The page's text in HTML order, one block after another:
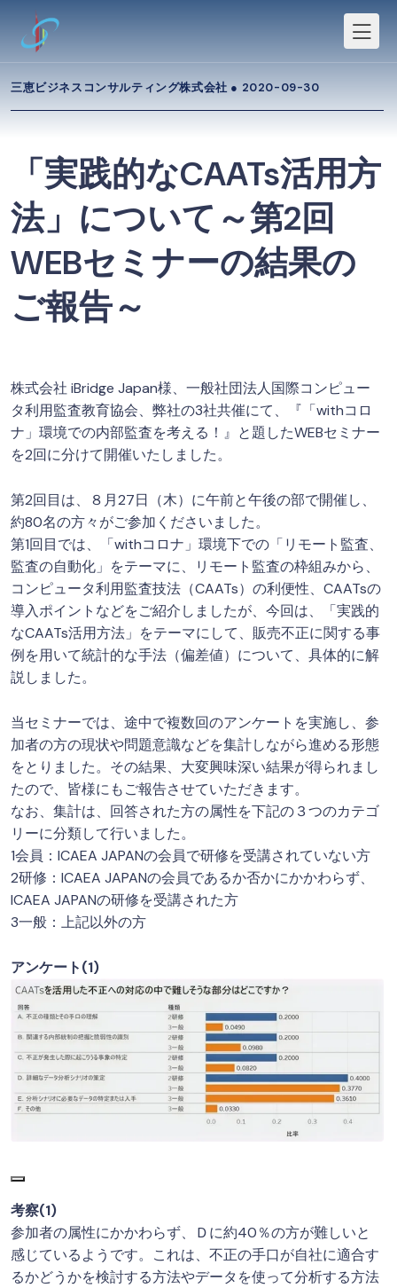
三恵ビジネスコンサルティング株式会社 ● 2020-09-30
「実践的なCAATs活用方
法」について～第2回
WEBセミナーの結果の
ご報告～
株式会社 iBridge Japan様、一般社団法人国際コンピュー
タ利用監査教育協会、弊社の3社共催にて、『「withコロ
ナ」環境での内部監査を考える！』と題したWEBセミナー
を2回に分けて開催いたしました。
第2回目は、８月27日（木）に午前と午後の部で開催し、
約80名の方々がご参加くださいました。
第1回目では、「withコロナ」環境下での「リモート監査、
監査の自動化」をテーマに、リモート監査の枠組みから、
コンピュータ利用監査技法（CAATs）の利便性、CAATsの
導入ポイントなどをご紹介しましたが、今回は、「実践的
なCAATs活用方法」をテーマにして、販売不正に関する事
例を用いて統計的な手法（偏差値）について、具体的に解
説しました。
当セミナーでは、途中で複数回のアンケートを実施し、参
加者の方の現状や問題意識などを集計しながら進める形態
をとりました。その結果、大変興味深い結果が得られまし
たので、皆様にもご報告させていただきます。
なお、集計は、回答された方の属性を下記の３つのカテゴ
リーに分類して行いました。
1会員：ICAEA JAPANの会員で研修を受講されていない方
2研修：ICAEA JAPANの会員であるか否かにかかわらず、
ICAEA JAPANの研修を受講された方
3一般：上記以外の方
アンケート(1)
考察(1)
参加者の属性にかかわらず、Ｄに約40％の方が難しいと
感じているようです。これは、不正の手口が自社に適合す
るかどうかを検討する方法やデータを使って分析する方法